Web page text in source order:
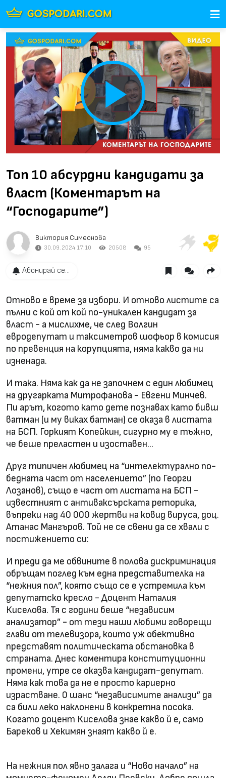
Play
Video
Топ 10 абсурдни кандидати за
власт (Коментарът на
“Господарите”)
Виктория Симеонова
30.09.2024 17:10 20508 95
Абонирай се...
Отново е време за избори. И отново листите са
пълни с кой от кой по-уникален кандидат за
власт - а мислихме, че след Волгин
евродепутат и таксиметров шофьор в комисия
по превенция на корупцията, няма какво да ни
изненада.
И така. Няма как да не започнем с един любимец
на другарката Митрофанова - Евгени Минчев.
Пи арът, когото като дете познавах като бивш
ватман (и му виках батман) се оказа в листата
на БСП. Горкият Копейкин, сигурно му е тъжно,
че беше преластен и изоставен…
Друг типичен любимец на “интелектурално по-
бедната част от населението” (по Георги
Лозанов), също е част от листата на БСП -
известният с антиваксърската реторика,
въпреки над 40 000 жертви на ковид вируса, доц.
Атанас Мангъров. Той не се свени да се хвали с
постижението си:
И преди да ме обвините в полова дискриминация
обръщам поглед към една представителка на
“нежния пол”, която също се е устремила към
депутатско кресло - Доцент Наталия
Киселова. Тя с години беше “независим
анализатор” - от тези наши любими говорещи
глави от телевизора, които уж обективно
представят политическата обстановка в
страната. Днес коментира конституционни
промени, утре се оказва кандидат-депутат.
Няма как това да не е просто кариерно
израстване. 0 шанс “независимите анализи” да
са били леко наклонени в конкретна посока.
Когато доцент Киселова знае какво й е, само
Бареков и Хекимян знаят какво й е.
На нежния пол явно залага и “Ново начало” на